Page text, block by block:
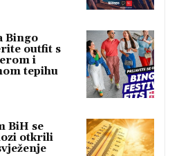
Bingo
outfit s
i
tepihu
BiH se
otkrili